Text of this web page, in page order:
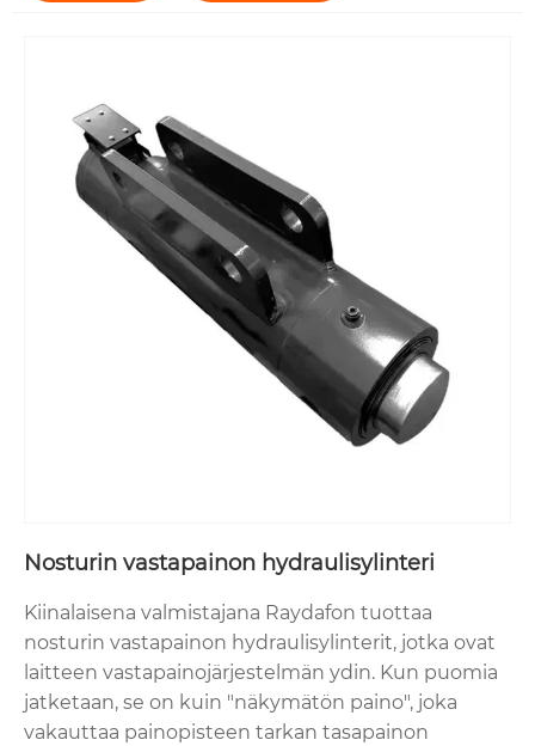
Nosturin vastapainon hydraulisylinteri
Kiinalaisena valmistajana Raydafon tuottaa
nosturin vastapainon hydraulisylinterit, jotka ovat
laitteen vastapainojärjestelmän ydin. Kun puomia
jatketaan, se on kuin "näkymätön paino", joka
vakauttaa painopisteen tarkan tasapainon